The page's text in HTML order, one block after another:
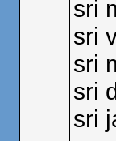
sri
sri
sri
sri
sri